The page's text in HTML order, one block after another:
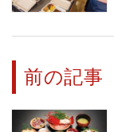
前の記事